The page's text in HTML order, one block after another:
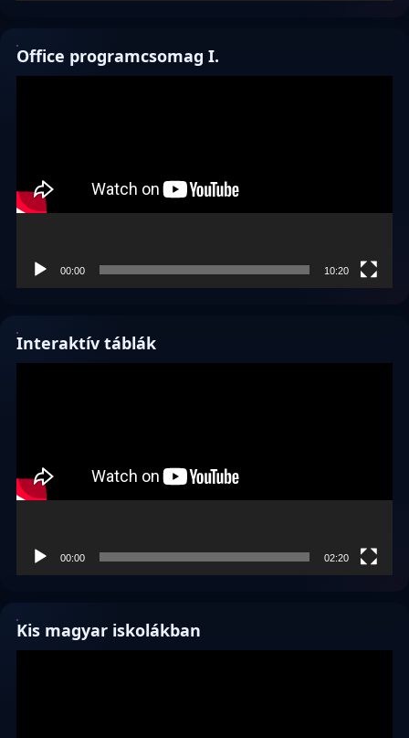
Office programcsomag I.
00:00 10:20
Interaktív táblák
00:00 02:20
Kis magyar iskolákban